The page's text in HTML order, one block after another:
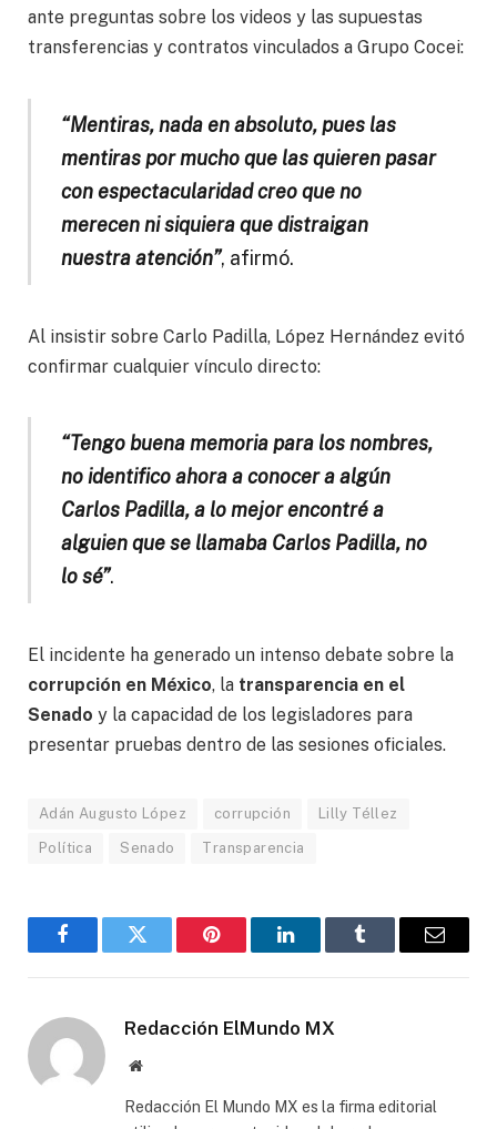
ante preguntas sobre los videos y las supuestas
transferencias y contratos vinculados a Grupo Cocei:
“Mentiras, nada en absoluto, pues las
mentiras por mucho que las quieren pasar
con espectacularidad creo que no
merecen ni siquiera que distraigan
nuestra atención”, afirmó.
Al insistir sobre Carlo Padilla, López Hernández evitó
confirmar cualquier vínculo directo:
“Tengo buena memoria para los nombres,
no identifico ahora a conocer a algún
Carlos Padilla, a lo mejor encontré a
alguien que se llamaba Carlos Padilla, no
lo sé”.
El incidente ha generado un intenso debate sobre la
corrupción en México, la transparencia en el
Senado y la capacidad de los legisladores para
presentar pruebas dentro de las sesiones oficiales.
Adán Augusto López corrupción Lilly Téllez
Política Senado Transparencia
FacebookGorjeo Pinterest LinkedInTumblr
Correo
Redacción ElMundo MX
Sitio
Redacción El Mundo MX es la firma editorial